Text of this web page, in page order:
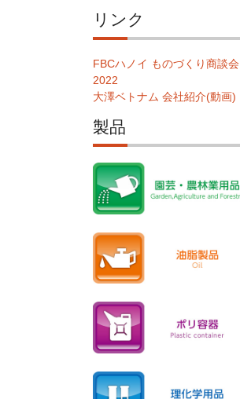
リンク
FBCハノイ ものづくり商談会
2022
大澤ベトナム 会社紹介(動画)
製品